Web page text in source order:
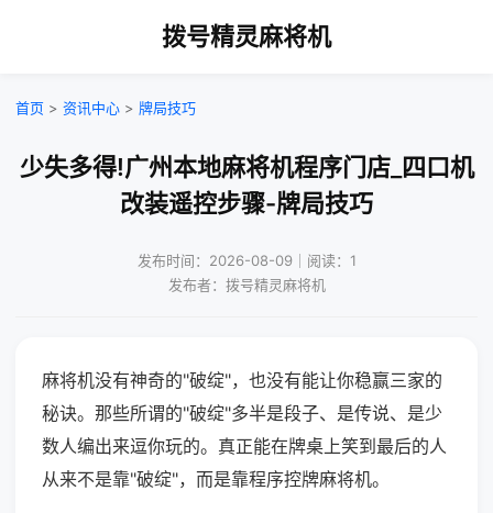
拨号精灵麻将机
首页 > 资讯中心 > 牌局技巧
少失多得!广州本地麻将机程序门店_四口机
改装遥控步骤-牌局技巧
发布时间：2026-08-09｜阅读：1
发布者：拨号精灵麻将机
麻将机没有神奇的"破绽"，也没有能让你稳赢三家的
秘诀。那些所谓的"破绽"多半是段子、是传说、是少
数人编出来逗你玩的。真正能在牌桌上笑到最后的人
从来不是靠"破绽"，而是靠程序控牌麻将机。